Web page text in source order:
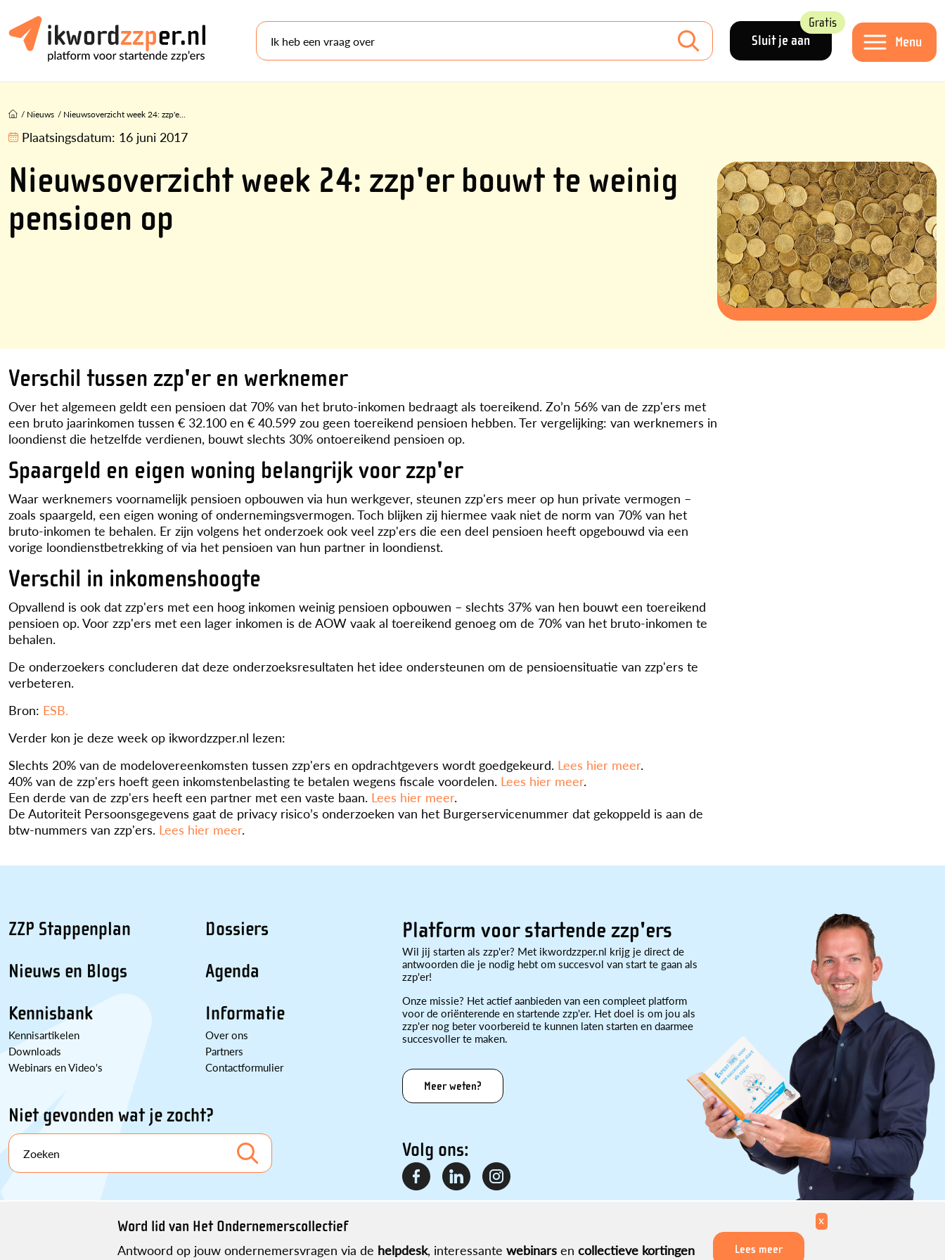
Sluit je aan
Gratis
Menu
Ik heb een vraag over
/ Nieuws / Nieuwsoverzicht week 24: zzp'e...
Plaatsingsdatum: 16 juni 2017
Nieuwsoverzicht week 24: zzp'er bouwt te weinig
pensioen op
Verschil tussen zzp'er en werknemer
Over het algemeen geldt een pensioen dat 70% van het bruto-inkomen bedraagt als toereikend. Zo’n 56% van de zzp'ers met
een bruto jaarinkomen tussen € 32.100 en € 40.599 zou geen toereikend pensioen hebben. Ter vergelijking: van werknemers in
loondienst die hetzelfde verdienen, bouwt slechts 30% ontoereikend pensioen op.
Spaargeld en eigen woning belangrijk voor zzp'er
Waar werknemers voornamelijk pensioen opbouwen via hun werkgever, steunen zzp'ers meer op hun private vermogen –
zoals spaargeld, een eigen woning of ondernemingsvermogen. Toch blijken zij hiermee vaak niet de norm van 70% van het
bruto-inkomen te behalen. Er zijn volgens het onderzoek ook veel zzp'ers die een deel pensioen heeft opgebouwd via een
vorige loondienstbetrekking of via het pensioen van hun partner in loondienst.
Verschil in inkomenshoogte
Opvallend is ook dat zzp'ers met een hoog inkomen weinig pensioen opbouwen – slechts 37% van hen bouwt een toereikend
pensioen op. Voor zzp'ers met een lager inkomen is de AOW vaak al toereikend genoeg om de 70% van het bruto-inkomen te
behalen.
De onderzoekers concluderen dat deze onderzoeksresultaten het idee ondersteunen om de pensioensituatie van zzp'ers te
verbeteren.
Bron: ESB.
Verder kon je deze week op ikwordzzper.nl lezen:
Slechts 20% van de modelovereenkomsten tussen zzp'ers en opdrachtgevers wordt goedgekeurd. Lees hier meer.
40% van de zzp'ers hoeft geen inkomstenbelasting te betalen wegens fiscale voordelen. Lees hier meer.
Een derde van de zzp'ers heeft een partner met een vaste baan. Lees hier meer.
De Autoriteit Persoonsgegevens gaat de privacy risico’s onderzoeken van het Burgerservicenummer dat gekoppeld is aan de
btw-nummers van zzp'ers. Lees hier meer.
ZZP Stappenplan
Nieuws en Blogs
Kennisbank
Kennisartikelen
Downloads
Webinars en Video's
Dossiers
Agenda
Informatie
Over ons
Partners
Contactformulier
Niet gevonden wat je zocht?
Zoeken
Platform voor startende zzp'ers
Wil jij starten als zzp'er? Met ikwordzzper.nl krijg je direct de
antwoorden die je nodig hebt om succesvol van start te gaan als
zzp'er!
Onze missie? Het actief aanbieden van een compleet platform
voor de oriënterende en startende zzp'er. Het doel is om jou als
zzp'er nog beter voorbereid te kunnen laten starten en daarmee
succesvoller te maken.
Meer weten?
Volg ons:
Word lid van Het Ondernemerscollectief
Antwoord op jouw ondernemersvragen via de helpdesk, interessante webinars en collectieve kortingen
Lees meer
x